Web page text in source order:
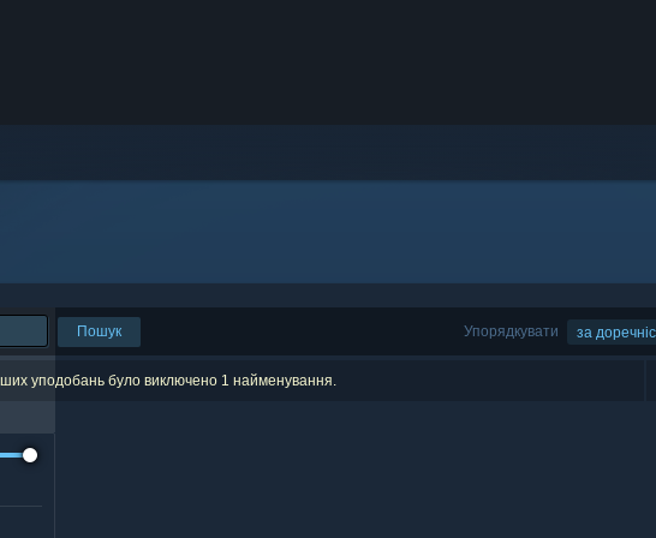
Упорядкувати за
Пошук
уподобань було виключено 1 найменування.